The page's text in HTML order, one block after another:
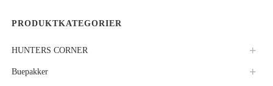
PRODUKTKATEGORIER
HUNTERS CORNER
Buepakker